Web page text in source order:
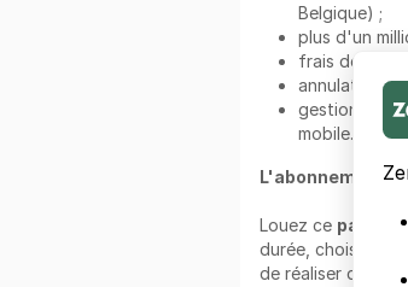
Belgique) ;
plus d'un
frais de
annulation
gestion
mobile.
L'abonnement
Louez ce parking
durée, choisissez
de réaliser des